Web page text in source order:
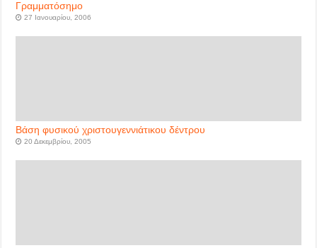
Γραμματόσημο
27 Ιανουαρίου, 2006
Βάση φυσικού χριστουγεννιάτικου δέντρου
20 Δεκεμβρίου, 2005